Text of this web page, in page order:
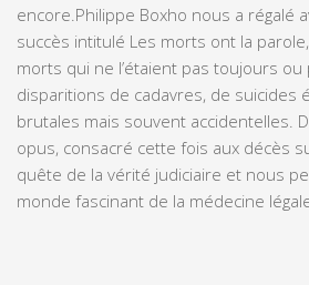
encore. Philippe Boxho nous a régalé
succès intitulé Les morts ont la parole
morts qui ne l’étaient pas toujours ou
disparitions de cadavres, de suicides
brutales mais souvent accidentelles.
opus, consacré cette fois aux décès
quête de la vérité judiciaire et nous
monde fascinant de la médecine